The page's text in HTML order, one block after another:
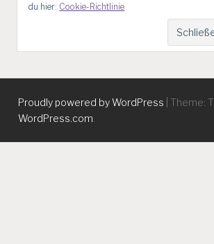
du hier: Cookie-Richtlinie
Proudly powered by WordPress
Theme:
WordPress.com